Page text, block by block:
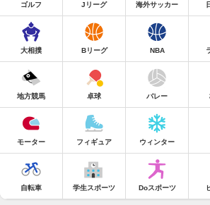
ゴルフ Jリーグ 海外サッカー
大相撲 Bリーグ NBA
地方競馬 卓球 バレー
モーター フィギュア ウィンター
自転車 学生スポーツ Doスポーツ